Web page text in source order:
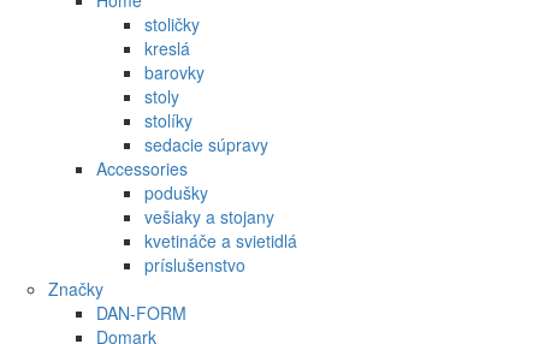
stoličky
kreslá
barovky
stoly
stolíky
sedacie súpravy
Accessories
podušky
vešiaky a stojany
kvetináče a svietidlá
príslušenstvo
Značky
DAN-FORM
Domark